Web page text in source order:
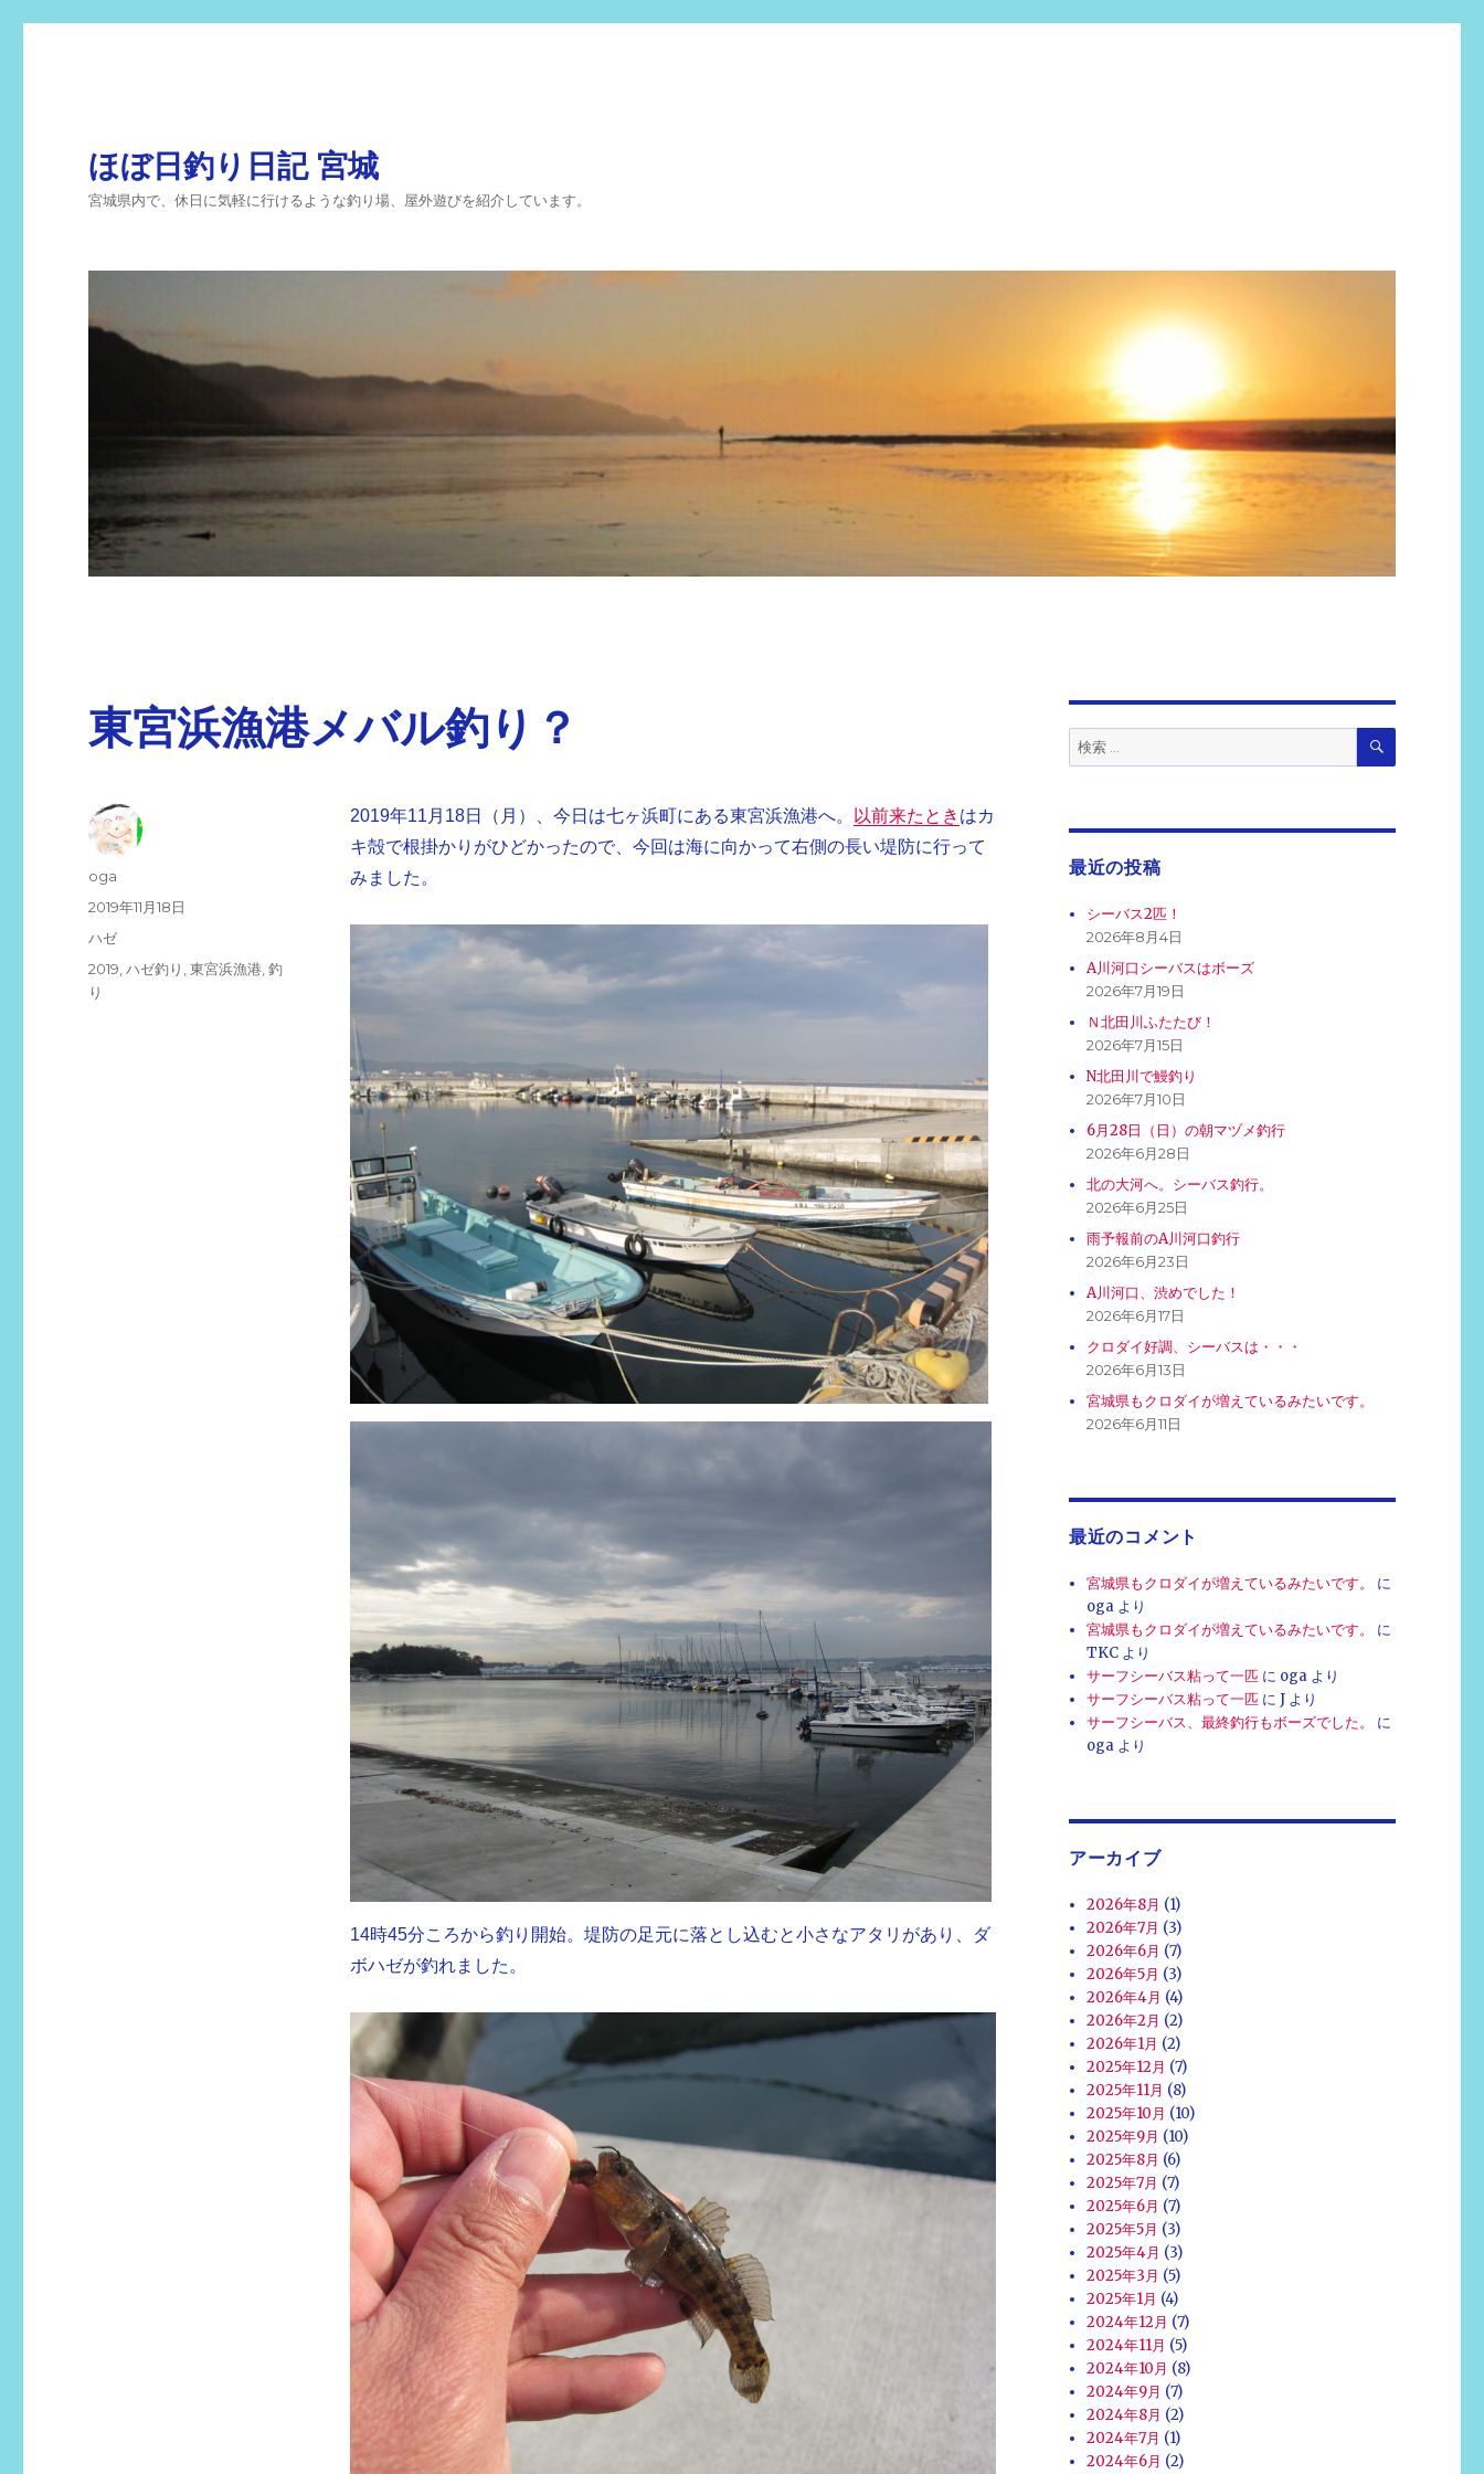
ほぼ日釣り日記 宮城
宮城県内で、休日に気軽に行けるような釣り場、屋外遊びを紹介しています。
東宮浜漁港メバル釣り？
2019年11月18日（月）、今日は七ヶ浜町にある東宮浜漁港へ。 以前来たとき はカ
キ殻で根掛かりがひどかったので、今回は海に向かって右側の長い堤防に行って
みました。
14時45分ころから釣り開始。堤防の足元に落とし込むと小さなアタリがあり、ダ
ボハゼが釣れました。
投
oga
投
2019年11月18日
カ
ゴ
ハゼ
タ
グ
2019 ,ハゼ釣り ,東宮浜漁港 ,釣
り
検
索:
検
最近の投稿
シーバス2匹！
2026年8月4日
A川河口シーバスはボーズ
2026年7月19日
Ｎ北田川ふたたび！
2026年7月15日
N北田川で鰻釣り
2026年7月10日
6月28日（日）の朝マヅメ釣行
2026年6月28日
北の大河へ。シーバス釣行。
2026年6月25日
雨予報前のA川河口釣行
2026年6月23日
A川河口、渋めでした！
2026年6月17日
クロダイ好調、シーバスは・・・
2026年6月13日
宮城県もクロダイが増えているみたいです。
2026年6月11日
最近のコメント
宮城県もクロダイが増えているみたいです。
に
oga より
宮城県もクロダイが増えているみたいです。
に
TKC より
サーフシーバス粘って一匹 に oga より
サーフシーバス粘って一匹 にJ より
サーフシーバス、最終釣行もボーズでした。
に
oga より
アーカイブ
2026年8月 (1)
2026年7月 (3)
2026年6月 (7)
2026年5月 (3)
2026年4月 (4)
2026年2月 (2)
2026年1月 (2)
2025年12月 (7)
2025年11月 (8)
2025年10月 (10)
2025年9月 (10)
2025年8月 (6)
2025年7月 (7)
2025年6月 (7)
2025年5月 (3)
2025年4月 (3)
2025年3月 (5)
2025年1月 (4)
2024年12月 (7)
2024年11月 (5)
2024年10月 (8)
2024年9月 (7)
2024年8月 (2)
2024年7月 (1)
2024年6月 (2)